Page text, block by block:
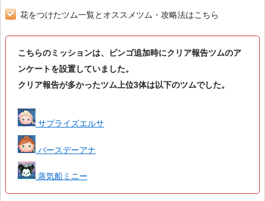
花をつけたツム一覧とオススメツム・攻略法はこちら
こちらのミッションは、ビンゴ追加時にクリア報告ツムのア
ンケートを設置していました。
クリア報告が多かったツム上位3体は以下のツムでした。
サプライズエルサ
バースデーアナ
蒸気船ミニー